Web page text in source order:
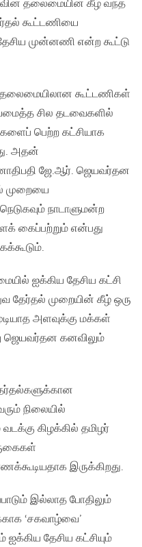
தலைமையின் கீழ் வந்த
கூட்டணியை
முன்னணி என்ற கூட்டு
தலைமையிலான கூட்டணிகள்
சில தடவைகளில்
பெற்ற கட்சியாக
அதன்
ஜே.ஆர். ஜெயவர்தன
முறையை
நாடாளுமன்ற
கைப்பற்றும் என்பது
ஐக்கிய தேசிய கட்சி
தேர்தல் முறையின் கீழ் ஒரு
அளவுக்கு மக்கள்
ஜெயவர்தன கனவிலும்
நிலையில்
கிழக்கில் தமிழர்
இருக்கிறது.
இல்லாத போதிலும்
‘சகவாழ்வை’
தேசிய கட்சியும்